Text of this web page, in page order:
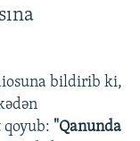
bildirib ki,
qoyub: "Qanunda